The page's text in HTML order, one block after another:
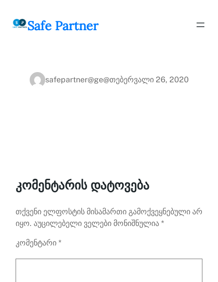
გადასვლაSafe Partner
safepartner@ge@თებერვალი 26, 2020
კომენტარის დატოვება
თქვენი ელფოსტის მისამართი გამოქვეყნებული არ
იყო. აუცილებელი ველები მონიშნულია *
კომენტარი *